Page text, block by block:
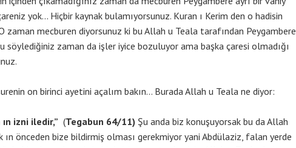
yok… Hiçbir kaynak bulamıyorsunuz. Kuran ı Kerim den o hadisin
zaman mecburen diyorsunuz ki bu Allah u Teala tarafından Peygambere
söylediğiniz zaman da işler iyice bozuluyor ama başka çaresi olmadığı
on birinci ayetini açalım bakın… Burada Allah u Teala ne diyor:
izni iledir,” (Tegabun 64/11) Şu anda biz konuşuyorsak bu da Allah
ın önceden bize bildirmiş olması gerekmiyor yani Abdülaziz, falan yerde